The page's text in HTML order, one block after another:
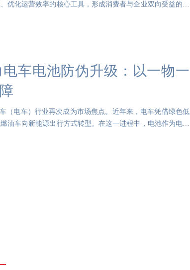
优化运营效率的核心工具，形成消费者与企业双向受益的闭
车电池防伪升级：以一物一
（电车）行业再次成为市场焦点。近年来，电车凭借绿色低
油车向新能源出行方式转型。在这一进程中，电池作为电车